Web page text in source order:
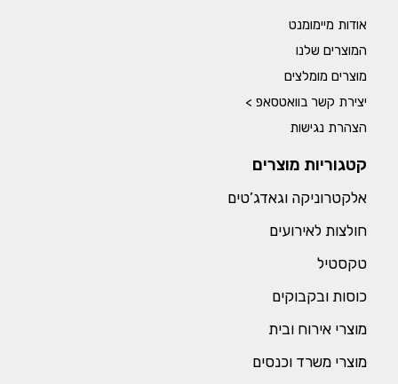
אודות מיימומנט
המוצרים שלנו
מוצרים מומלצים
יצירת קשר בוואטסאפ >
הצהרת נגישות
קטגוריות מוצרים
אלקטרוניקה וגאדג’טים
חולצות לאירועים
טקסטיל
כוסות ובקבוקים
מוצרי אירוח ובית
מוצרי משרד וכנסים